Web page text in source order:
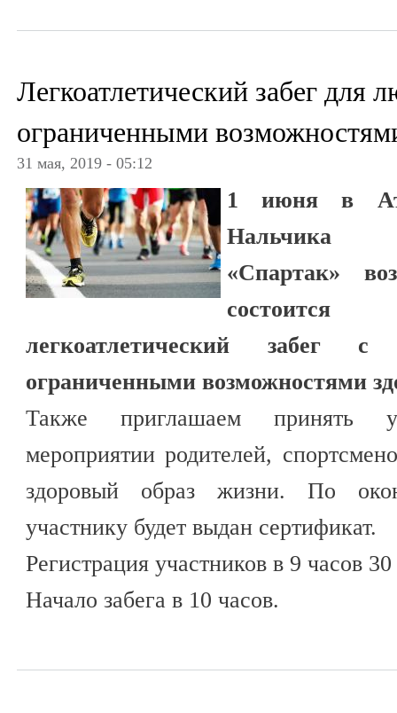
Легкоатлетический забег для
ограниченными
31 мая, 2019 - 05:12
1 июня в
Нальчика
«Спартак»
легкоатлетический забег
ограниченными возможностями
Также приглашаем принять
мероприятии родителей,
здоровый образ жизни. По
участнику будет выдан сертификат.
Регистрация участников в 9 часов
Начало забега в 10 часов.